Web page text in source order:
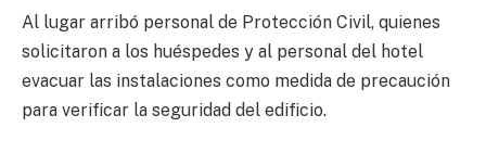
Al lugar arribó personal de Protección Civil, quienes
solicitaron a los huéspedes y al personal del hotel
evacuar las instalaciones como medida de precaución
para verificar la seguridad del edificio.